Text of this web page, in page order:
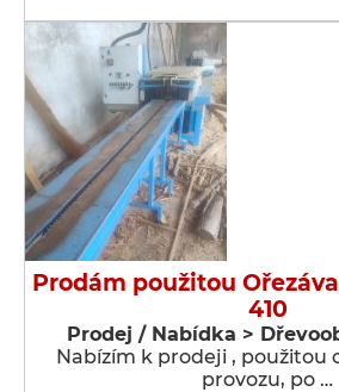
Prodám použitou
410
Prodej / Nabídka >
Nabízím k prodeji , použitou
provozu, po …